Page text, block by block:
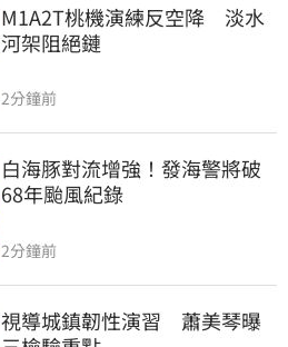
M1A2T桃機演練反空降　淡水
河架阻絕鏈
2分鐘前
白海豚對流增強！發海警將破
68年颱風紀錄
2分鐘前
視導城鎮韌性演習　蕭美琴曝